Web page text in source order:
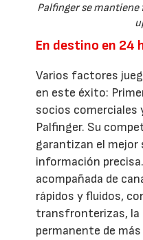
Palfinger se
En destino en 24
Varios factores
en este éxito:
socios comerciales
Palfinger. Su
garantizan el mejor
información
acompañada de
rápidos y fluidos,
transfronterizas, la
permanente de